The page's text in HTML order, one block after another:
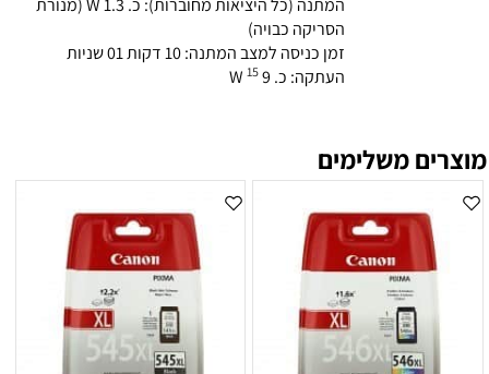
המתנה (כל היציאות מחוברות): כ. 1.3 W (מנורת
הסריקה כבויה)
זמן כניסה למצב המתנה: 10 דקות 01 שניות
העתקה: כ. 9 W
15
מוצרים משלימים